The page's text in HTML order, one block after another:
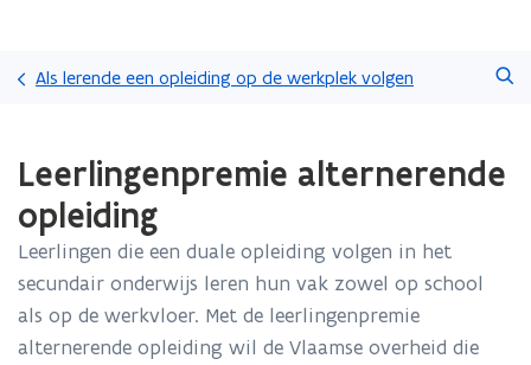
naar
gaan
Als lerende een opleiding op de werkplek volgen
met
laden.
bevindt
zich
op:
Leerlingenpremie
alternerende
Leerlingenpremie alternerende
opleiding
Leerlingen die een duale opleiding volgen in het
secundair onderwijs leren hun vak zowel op school
als op de werkvloer. Met de leerlingenpremie
alternerende opleiding wil de Vlaamse overheid die